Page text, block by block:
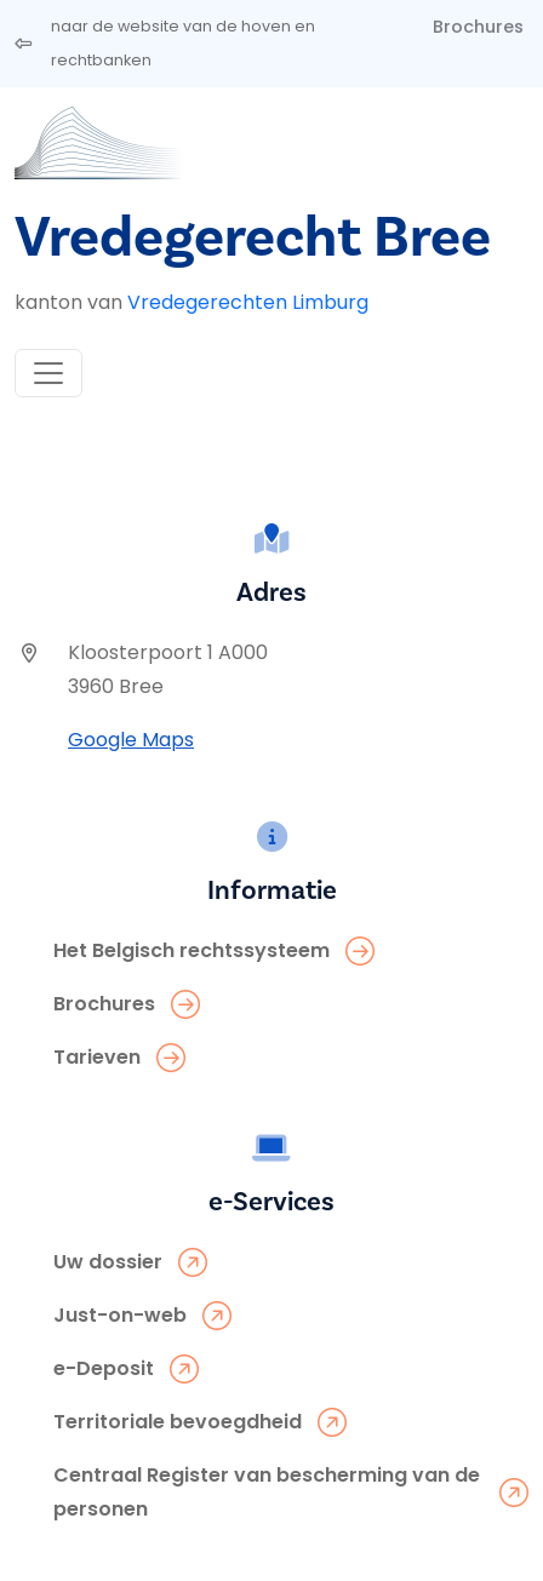
Overslaan en naar de inhoud gaan
naar de website van de hoven en
rechtbanken
Brochures
Vredegerecht Bree
kanton van Vredegerechten Limburg
Adres
Kloosterpoort 1 A000
3960 Bree
Google Maps
Informatie
Het Belgisch rechtssysteem
Brochures
Tarieven
e-Services
Uw dossier
Just-on-web
e-Deposit
Territoriale bevoegdheid
Centraal Register van bescherming van de
personen